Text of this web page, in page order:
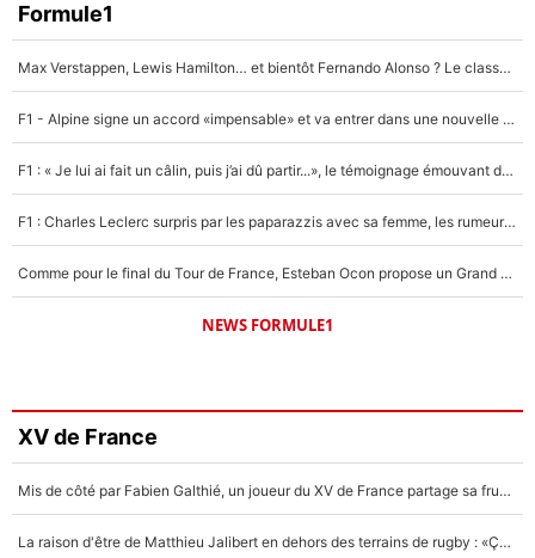
Formule1
Max Verstappen, Lewis Hamilton… et bientôt Fernando Alonso ? Le classement des pilotes les mieux payés en Formule 1 risque de changer !
F1 - Alpine signe un accord «impensable» et va entrer dans une nouvelle dimension : Grande nouvelle pour Pierre Gasly !
F1 : « Je lui ai fait un câlin, puis j’ai dû partir...», le témoignage émouvant de Max Verstappen sur sa fille
F1 : Charles Leclerc surpris par les paparazzis avec sa femme, les rumeurs étaient vraies !
Comme pour le final du Tour de France, Esteban Ocon propose un Grand Prix de Formule 1 à Paris : «Autour de l’Arc de Triomphe, ce serait génial» !
NEWS FORMULE1
XV de France
Mis de côté par Fabien Galthié, un joueur du XV de France partage sa frustration : «ils ne me l’ont pas dit tout de suite»
La raison d'être de Matthieu Jalibert en dehors des terrains de rugby : «Ça m'atteint autant que si tu touches à un membre de ma famille»